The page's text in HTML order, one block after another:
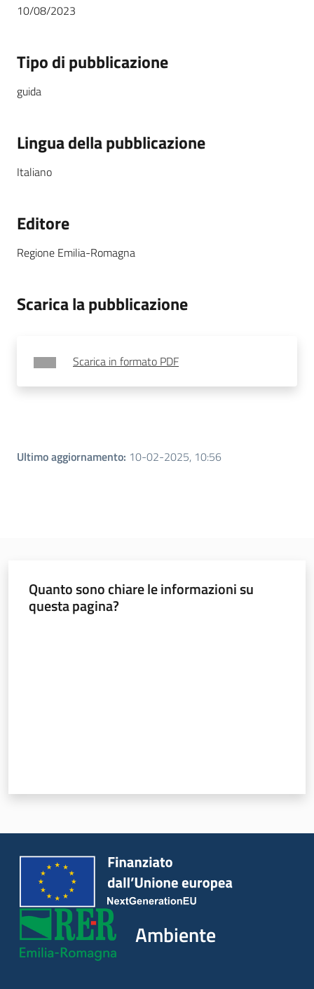
10/08/2023
Tipo di pubblicazione
guida
Lingua della pubblicazione
Italiano
Editore
Regione Emilia-Romagna
Scarica la pubblicazione
Scarica in formato PDF
Ultimo aggiornamento: 10-02-2025, 10:56
Quanto sono chiare le informazioni su
questa pagina?
Ambiente